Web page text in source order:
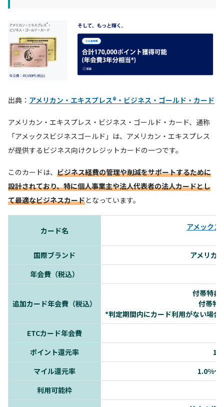
出典： アメリカン・エキスプレス®・ビジネス・ゴールド・カード
アメリカン・エキスプレス・ビジネス・ゴールド・カード、通称
「アメックスビジネスゴールド」は、アメリカン・エキスプレス
が提供するビジネス向けクレジットカードの一つです。
このカードは、 ビジネス経費の管理や削減をサポートするために
設計されており、特に個人事業主や法人代表者の法人カードとし
て最適なビジネスカードとなっています。
カード名 アメックス
国際ブランド
アメリカ
年会費（税込）
追加カード年会費（税込）
付帯特典
付帯特
*判定期間内にカード利用がない場
ETCカード年会費
ポイント還元率
マイル還元率
1.0%〜
利用可能枠